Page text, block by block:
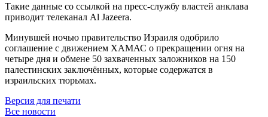
Такие данные со ссылкой на пресс-службу властей анклава
приводит телеканал Al Jazeera.
Минувшей ночью правительство Израиля одобрило
соглашение с движением ХАМАС о прекращении огня на
четыре дня и обмене 50 захваченных заложников на 150
палестинских заключённых, которые содержатся в
израильских тюрьмах.
Версия для печати
Все новости